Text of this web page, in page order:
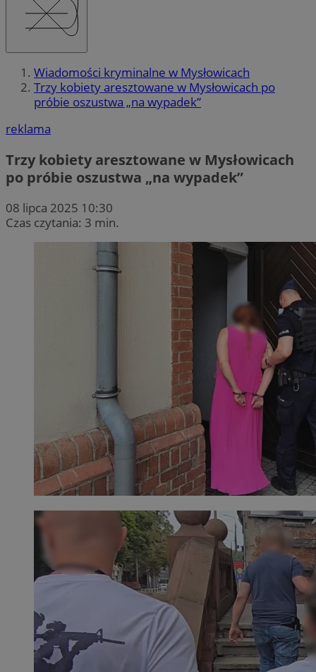
Wiadomości kryminalne w Mysłowicach
Trzy kobiety aresztowane w Mysłowicach po
próbie oszustwa „na wypadek”
reklama
Trzy kobiety aresztowane w Mysłowicach
po próbie oszustwa „na wypadek”
08 lipca 2025 10:30
Czas czytania: 3 min.